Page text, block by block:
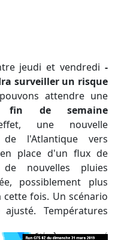
jeudi et vendredi -
surveiller un risque
attendre une
fin de semaine
une nouvelle
l'Atlantique vers
place d'un flux de
nouvelles pluies
possiblement plus
fois. Un scénario
Températures